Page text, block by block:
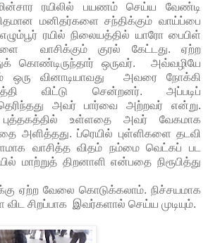
ரயிலில் பயணம் செய்ய வேண்டி
மனிதர்களை சந்திக்கும் வாய்ப்பை
ரயில் நிலையத்தில் யாரோ பைபிள்
வாசிக்கும் குரல் கேட்டது. ஏற்ற
கொண்டிருந்தார் ஒருவர். அவ்வழியே
ஒரு வினாடியாவது அவரை நோக்கி
விட்டு சென்றனர். அப்படிப்
அவர் பார்வை அற்றவர் என்று.
புத்தகத்தில் உள்ளதை அவர் வேகமாக
அளித்தது. ப்ரெயில் புள்ளிகளை தடவி
வாசித்த விதம் நம்மை வெட்கப் பட
திறனாளி என்பதை நிரூபித்து
ஏற்ற வேலை கொடுக்கலாம். நிச்சயமாக
சிறப்பாக இவர்களால் செய்ய முடியும்.